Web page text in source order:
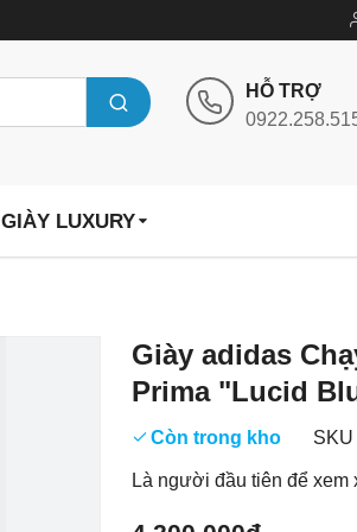
HỖ TRỢ
GIÀY LUXURY
Giày adidas
Prima "Lucid
Còn trong kho SKU
Là người đầu tiên để xem
Chuyển
phần